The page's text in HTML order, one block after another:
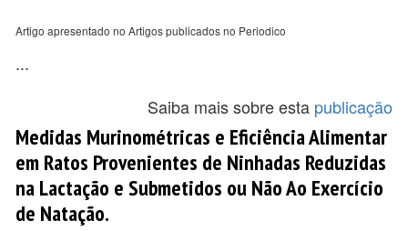
Artigo apresentado no Artigos publicados no Periodico
...
Saiba mais sobre esta publicação
Medidas Murinométricas e Eficiência Alimentar
em Ratos Provenientes de Ninhadas Reduzidas
na Lactação e Submetidos ou Não Ao Exercício
de Natação.